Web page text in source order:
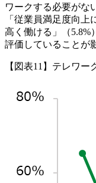
ワークする必要がな
「従業員満足度向上
高く働ける」（5.8%
評価していることが
【図表11】テレワー